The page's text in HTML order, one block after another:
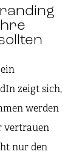
zeigt sich,
werden
vertrauen
nur den